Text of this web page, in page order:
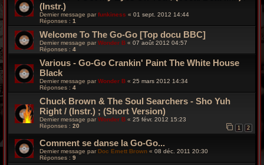
(Instr.)
Dernier message par funkiness « 01 sept. 2012 14:44
Réponses : 1
Welcome To The Go-Go [Top docu BBC]
Dernier message par Wonder B « 07 août 2012 04:57
Réponses : 4
Various - Go-Go Crankin' Paint The White House
Black
Dernier message par Wonder B « 25 mars 2012 14:34
Réponses : 4
Chuck Brown & The Soul Searchers - Sho Yuh
Right / (Instr.) ; (Short Version)
Dernier message par Wonder B « 25 févr. 2012 15:23
Réponses : 20 1 2
Comment se danse la Go-Go...
Dernier message parDoc Emett Brown « 08 déc. 2011 20:30
Réponses : 9